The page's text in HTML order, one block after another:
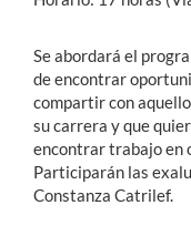
Se abordará el
de encontrar
compartir con
su carrera y que
encontrar trabajo en
Participarán las
Constanza Catrilef.